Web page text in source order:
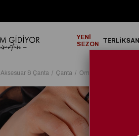
YENİ
SEZON
TERLİK
Aksesuar & Çanta Çanta Omuz Çanta